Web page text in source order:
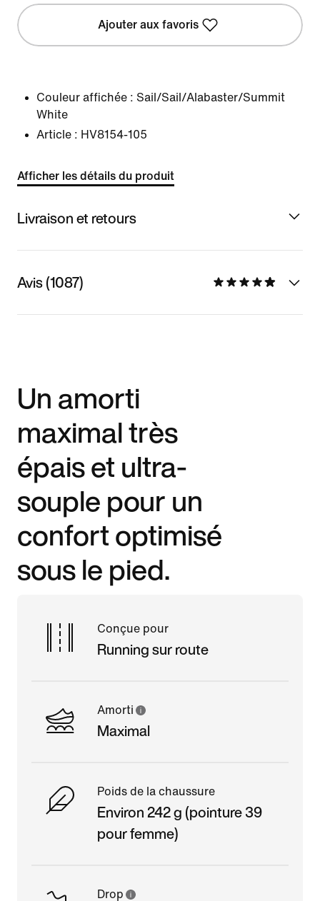
Ajouter aux favoris
Couleur affichée : Sail/Sail/Alabaster/Summit
White
Article : HV8154-105
Afficher les détails du produit
Livraison et retours
Avis (1087)
Un amorti
maximal très
épais et ultra-
souple pour un
confort optimisé
sous le pied.
Conçue pour
Running sur route
Amorti
Maximal
Poids de la chaussure
Environ 242 g (pointure 39
pour femme)
Drop